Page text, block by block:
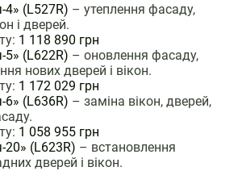
(L527R) – утеплення фасаду,
і дверей.
1 118 890 грн
(L622R) – оновлення фасаду,
нових дверей і вікон.
1 172 029 грн
(L636R) – заміна вікон, дверей,
1 058 955 грн
(L623R) – встановлення
дверей і вікон.